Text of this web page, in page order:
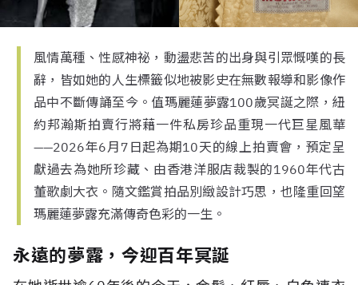
風情萬種、性感神祕，動盪悲苦的出身與引眾慨嘆的長
辭，皆如她的人生標籤似地被影史在無數報導和影像作
品中不斷傳誦至今。值瑪麗蓮夢露100歲冥誕之際，紐
約邦瀚斯拍賣行將藉一件私房珍品重現一代巨星風華
——2026年6月7日起為期10天的線上拍賣會，預定呈
獻過去為她所珍藏、由香港洋服店裁製的1960年代古
董歌劇大衣。隨文鑑賞拍品別緻設計巧思，也隆重回望
瑪麗蓮夢露充滿傳奇色彩的一生。
永遠的夢露，今迎百年冥誕